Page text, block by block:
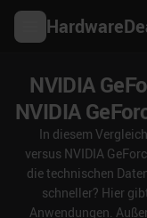
NVIDIA
NVIDIA
In diesem
versus NVIDIA
die technischen
schneller? Hier
Anwendungen.